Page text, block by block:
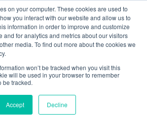
on your computer. These cookies are used to
you interact with our website and allow us to
information in order to improve and customize
and for analytics and metrics about our visitors
media. To find out more about the cookies we
won’t be tracked when you visit this
will be used in your browser to remember
be tracked.
Accept Decline
FI
EN